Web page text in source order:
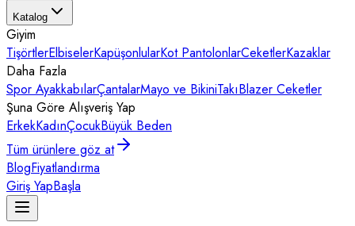
Katalog
Giyim
TişörtlerElbiselerKapüşonlularKot PantolonlarCeketlerKazaklar
Daha Fazla
Spor AyakkabılarÇantalarMayo ve BikiniTakıBlazer Ceketler
Şuna Göre Alışveriş Yap
ErkekKadınÇocukBüyük Beden
Tüm ürünlere göz at
BlogFiyatlandırma
Giriş YapBaşla